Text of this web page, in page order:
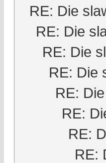
RE: Die
RE: Die
RE: Die
RE: Die
RE:
RE:
RE:
RE: